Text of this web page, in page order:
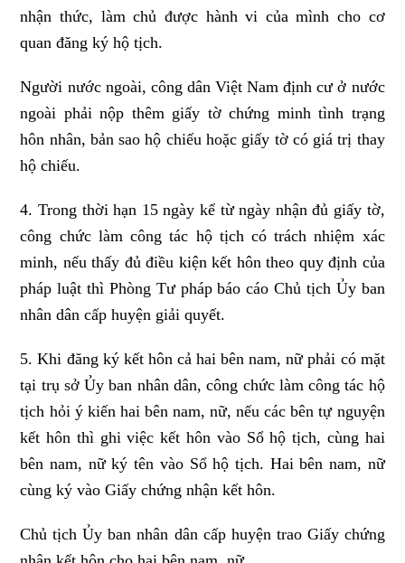
nhận thức, làm chủ được hành vi của mình cho cơ
quan đăng ký hộ tịch.
Người nước ngoài, công dân Việt Nam định cư ở nước
ngoài phải nộp thêm giấy tờ chứng minh tình trạng
hôn nhân, bản sao hộ chiếu hoặc giấy tờ có giá trị thay
hộ chiếu.
4. Trong thời hạn 15 ngày kể từ ngày nhận đủ giấy tờ,
công chức làm công tác hộ tịch có trách nhiệm xác
minh, nếu thấy đủ điều kiện kết hôn theo quy định của
pháp luật thì Phòng Tư pháp báo cáo Chủ tịch Ủy ban
nhân dân cấp huyện giải quyết.
5. Khi đăng ký kết hôn cả hai bên nam, nữ phải có mặt
tại trụ sở Ủy ban nhân dân, công chức làm công tác hộ
tịch hỏi ý kiến hai bên nam, nữ, nếu các bên tự nguyện
kết hôn thì ghi việc kết hôn vào Sổ hộ tịch, cùng hai
bên nam, nữ ký tên vào Sổ hộ tịch. Hai bên nam, nữ
cùng ký vào Giấy chứng nhận kết hôn.
Chủ tịch Ủy ban nhân dân cấp huyện trao Giấy chứng